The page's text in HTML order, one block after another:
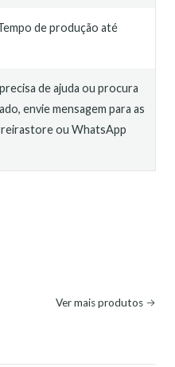
de produção até
de ajuda ou procura
envie mensagem para as
ou WhatsApp
Ver mais produtos